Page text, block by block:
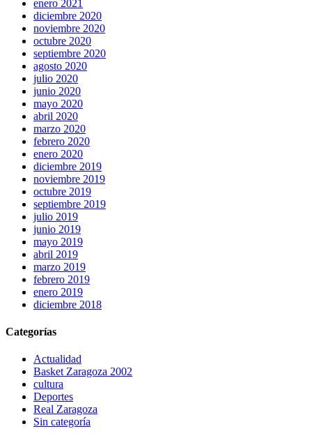
enero 2021
diciembre 2020
noviembre 2020
octubre 2020
septiembre 2020
agosto 2020
julio 2020
junio 2020
mayo 2020
abril 2020
marzo 2020
febrero 2020
enero 2020
diciembre 2019
noviembre 2019
octubre 2019
septiembre 2019
julio 2019
junio 2019
mayo 2019
abril 2019
marzo 2019
febrero 2019
enero 2019
diciembre 2018
Categorías
Actualidad
Basket Zaragoza 2002
cultura
Deportes
Real Zaragoza
Sin categoría